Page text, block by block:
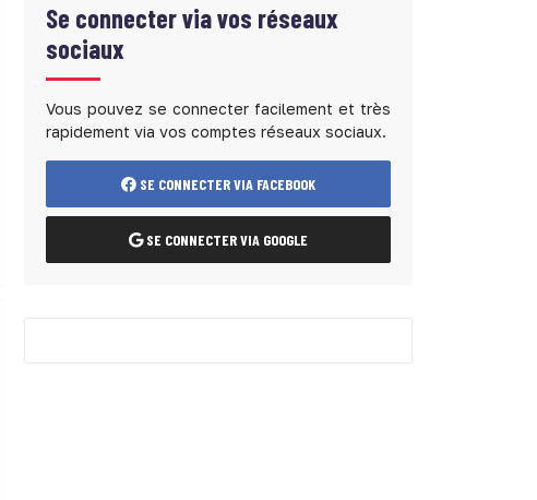
Se connecter via vos réseaux
sociaux
Vous pouvez se connecter facilement et très
rapidement via vos comptes réseaux sociaux.
SE CONNECTER VIA FACEBOOK
SE CONNECTER VIA GOOGLE